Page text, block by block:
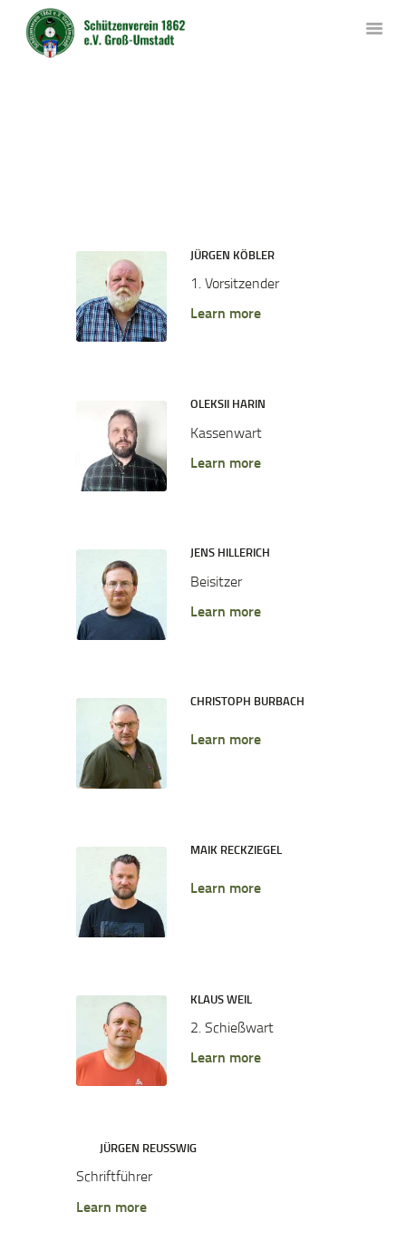
KONTAKT
JÜRGEN KÖBLER
1. Vorsitzender
Learn more
OLEKSII HARIN
Kassenwart
Learn more
JENS HILLERICH
Beisitzer
Learn more
CHRISTOPH BURBACH
Learn more
MAIK RECKZIEGEL
Learn more
KLAUS WEIL
2. Schießwart
Learn more
JÜRGEN REUSSWIG
Schriftführer
Learn more